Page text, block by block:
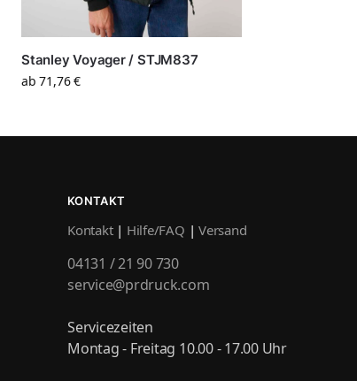
Stanley Voyager / STJM837
ab71,76€
KONTAKT
Kontakt| Hilfe/FAQ |Versand
04131 / 21 90 730
service@prdruck.com
Servicezeiten
Montag - Freitag 10.00 - 17.00 Uhr